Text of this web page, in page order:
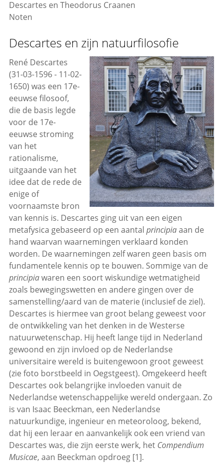
Descartes en Theodorus Craanen
Noten
Descartes en zijn natuurfilosofie
René Descartes
(31-03-1596 - 11-02-
1650) was een 17e-
eeuwse filosoof,
die de basis legde
voor de 17e-
eeuwse stroming
van het
rationalisme,
uitgaande van het
idee dat de rede de
enige of
voornaamste bron
van kennis is. Descartes ging uit van een eigen
metafysica gebaseerd op een aantal principiaaan de
hand waarvan waarnemingen verklaard konden
worden. De waarnemingen zelf waren geen basis om
fundamentele kennis op te bouwen. Sommige van de
principiawaren een soort wiskundige wetmatigheid
zoals bewegingswetten en andere gingen over de
samenstelling/aard van de materie (inclusief de ziel).
Descartes is hiermee van groot belang geweest voor
de ontwikkeling van het denken in de Westerse
natuurwetenschap. Hij heeft lange tijd in Nederland
gewoond en zijn invloed op de Nederlandse
universitaire wereld is buitengewoon groot geweest
(zie foto borstbeeld in Oegstgeest). Omgekeerd heeft
Descartes ook belangrijke invloeden vanuit de
Nederlandse wetenschappelijke wereld ondergaan. Zo
is van Isaac Beeckman, een Nederlandse
natuurkundige, ingenieur en meteoroloog, bekend,
dat hij een leraar en aanvankelijk ook een vriend van
Descartes was, die zijn eerste werk, het Compendium
Musicae, aan Beeckman opdroeg [1].